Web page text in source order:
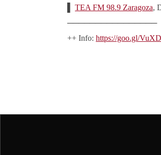
TEA FM 98.9 Zaragoza,
────────────────
++ Info: https://goo.gl/